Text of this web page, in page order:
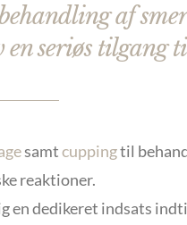
af
seriøs tilgang
samtcuppingtil
reaktioner.
en dedikeret indsats